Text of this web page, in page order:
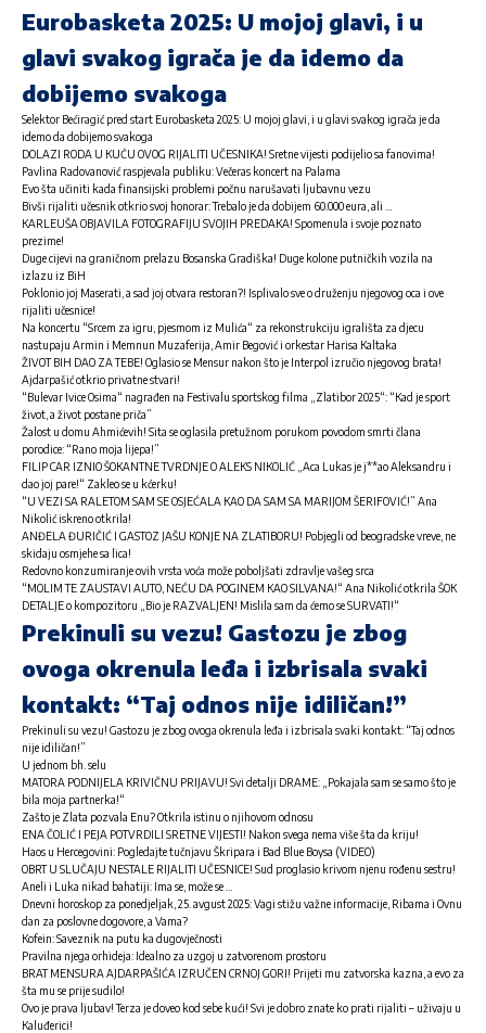
Eurobasketa 2025: U mojoj glavi, i u
glavi svakog igrača je da idemo da
dobijemo svakoga
Selektor Bećiragić pred start Eurobasketa 2025: U mojoj glavi, i u glavi svakog igrača je da
idemo da dobijemo svakoga
DOLAZI RODA U KUĆU OVOG RIJALITI UČESNIKA! Sretne vijesti podijelio sa fanovima!
Pavlina Radovanović raspjevala publiku: Večeras koncert na Palama
Evo šta učiniti kada finansijski problemi počnu narušavati ljubavnu vezu
Bivši rijaliti učesnik otkrio svoj honorar: Trebalo je da dobijem 60.000 eura, ali …
KARLEUŠA OBJAVILA FOTOGRAFIJU SVOJIH PREDAKA! Spomenula i svoje poznato
prezime!
Duge cijevi na graničnom prelazu Bosanska Gradiška! Duge kolone putničkih vozila na
izlazu iz BiH
Poklonio joj Maserati, a sad joj otvara restoran?! Isplivalo sve o druženju njegovog oca i ove
rijaliti učesnice!
Na koncertu “Srcem za igru, pjesmom iz Mulića“ za rekonstrukciju igrališta za djecu
nastupaju Armin i Memnun Muzaferija, Amir Begović i orkestar Harisa Kaltaka
ŽIVOT BIH DAO ZA TEBE! Oglasio se Mensur nakon što je Interpol izručio njegovog brata!
Ajdarpašić otkrio privatne stvari!
“Bulevar Ivice Osima“ nagrađen na Festivalu sportskog filma „Zlatibor 2025“: “Kad je sport
život, a život postane priča”
Žalost u domu Ahmićevih! Sita se oglasila pretužnom porukom povodom smrti člana
porodice: “Rano moja lijepa!”
FILIP CAR IZNIO ŠOKANTNE TVRDNJE O ALEKS NIKOLIĆ „Aca Lukas je j**ao Aleksandru i
dao joj pare!“ Zakleo se u kćerku!
“U VEZI SA RALETOM SAM SE OSJEĆALA KAO DA SAM SA MARIJOM ŠERIFOVIĆ!” Ana
Nikolić iskreno otkrila!
ANĐELA ĐURIČIĆ I GASTOZ JAŠU KONJE NA ZLATIBORU! Pobjegli od beogradske vreve, ne
skidaju osmjehe sa lica!
Redovno konzumiranje ovih vrsta voća može poboljšati zdravlje vašeg srca
“MOLIM TE ZAUSTAVI AUTO, NEĆU DA POGINEM KAO SILVANA!“ Ana Nikolić otkrila ŠOK
DETALJE o kompozitoru „Bio je RAZVALJEN! Mislila sam da ćemo se SURVATI!“
Prekinuli su vezu! Gastozu je zbog
ovoga okrenula leđa i izbrisala svaki
kontakt: “Taj odnos nije idiličan!”
Prekinuli su vezu! Gastozu je zbog ovoga okrenula leđa i izbrisala svaki kontakt: “Taj odnos
nije idiličan!”
U jednom bh. selu
MATORA PODNIJELA KRIVIČNU PRIJAVU! Svi detalji DRAME: „Pokajala sam se samo što je
bila moja partnerka!“
Zašto je Zlata pozvala Enu? Otkrila istinu o njihovom odnosu
ENA ČOLIĆ I PEJA POTVRDILI SRETNE VIJESTI! Nakon svega nema više šta da kriju!
Haos u Hercegovini: Pogledajte tučnjavu Škripara i Bad Blue Boysa (VIDEO)
OBRT U SLUČAJU NESTALE RIJALITI UČESNICE! Sud proglasio krivom njenu rođenu sestru!
Aneli i Luka nikad bahatiji: Ima se, može se …
Dnevni horoskop za ponedjeljak, 25. avgust 2025: Vagi stižu važne informacije, Ribama i Ovnu
dan za poslovne dogovore, a Vama?
Kofein: Saveznik na putu ka dugovječnosti
Pravilna njega orhideja: Idealno za uzgoj u zatvorenom prostoru
BRAT MENSURA AJDARPAŠIĆA IZRUČEN CRNOJ GORI! Prijeti mu zatvorska kazna, a evo za
šta mu se prije sudilo!
Ovo je prava ljubav! Terza je doveo kod sebe kući! Svi je dobro znate ko prati rijaliti – uživaju u
Kaluđerici!